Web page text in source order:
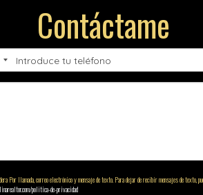
mejoras como parte de tu estrategia de
Contáctame
llamada, correo electrónico y mensaje de texto. Para dejar de recibir mensajes de texto,
politica-de-privacidad